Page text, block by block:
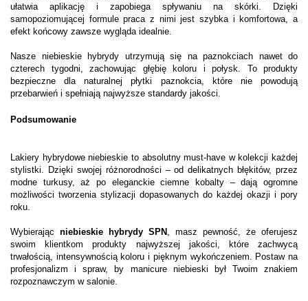
ułatwia aplikację i zapobiega spływaniu na skórki. Dzięki
samopoziomującej formule praca z nimi jest szybka i komfortowa, a
efekt końcowy zawsze wygląda idealnie.
Nasze niebieskie hybrydy utrzymują się na paznokciach nawet do
czterech tygodni, zachowując głębię koloru i połysk. To produkty
bezpieczne dla naturalnej płytki paznokcia, które nie powodują
przebarwień i spełniają najwyższe standardy jakości.
Podsumowanie
Lakiery hybrydowe niebieskie to absolutny must-have w kolekcji każdej
stylistki. Dzięki swojej różnorodności – od delikatnych błękitów, przez
modne turkusy, aż po eleganckie ciemne kobalty – dają ogromne
możliwości tworzenia stylizacji dopasowanych do każdej okazji i pory
roku.
Wybierając niebieskie hybrydy SPN , masz pewność, że oferujesz
swoim klientkom produkty najwyższej jakości, które zachwycą
trwałością, intensywnością koloru i pięknym wykończeniem. Postaw na
profesjonalizm i spraw, by manicure niebieski był Twoim znakiem
rozpoznawczym w salonie.